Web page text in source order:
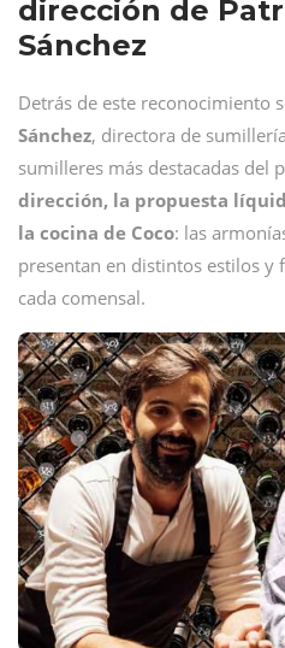
dirección de
Sánchez
Detrás de este reconocimiento
Sánchez, directora de
sumilleres más destacadas del
dirección, la propuesta
la cocina de Coco: las
presentan en distintos estilos y
cada comensal.